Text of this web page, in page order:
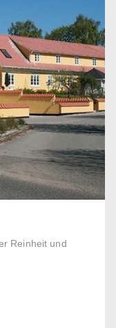
Reinheit und